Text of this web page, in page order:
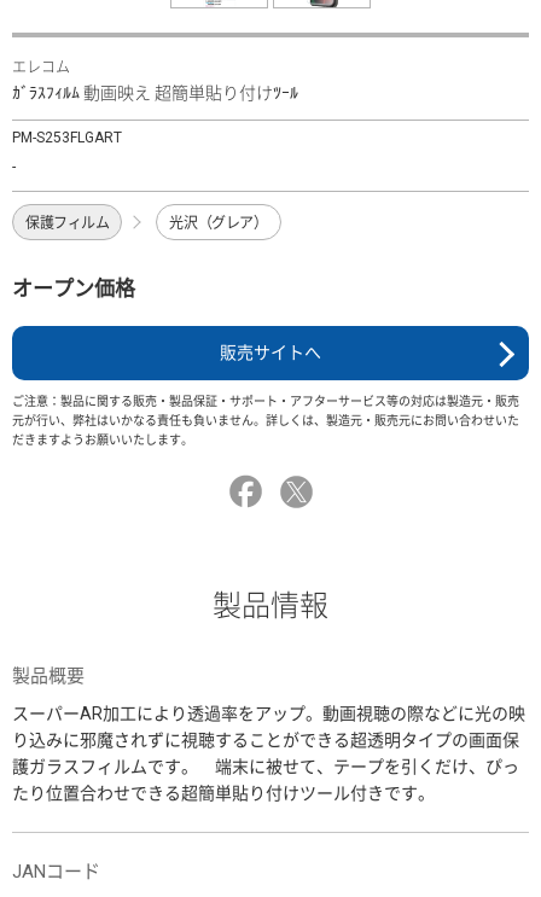
エレコム
ｶﾞﾗｽﾌｨﾙﾑ 動画映え 超簡単貼り付けﾂｰﾙ
PM-S253FLGART
-
保護フィルム 光沢（グレア）
オープン価格
販売サイトへ
ご注意：製品に関する販売・製品保証・サポート・アフターサービス等の対応は製造元・販売
元が行い、弊社はいかなる責任も負いません。詳しくは、製造元・販売元にお問い合わせいた
だきますようお願いいたします。
製品情報
製品概要
スーパーAR加工により透過率をアップ。動画視聴の際などに光の映
り込みに邪魔されずに視聴することができる超透明タイプの画面保
護ガラスフィルムです。 端末に被せて、テープを引くだけ、ぴっ
たり位置合わせできる超簡単貼り付けツール付きです。
JANコード